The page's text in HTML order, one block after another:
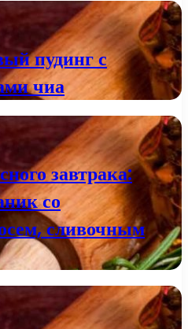
пудинг с
чиа
завтрака:
со
сливочным